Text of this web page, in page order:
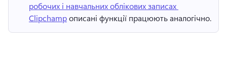
робочих і навчальних облікових записах
Clipchamp